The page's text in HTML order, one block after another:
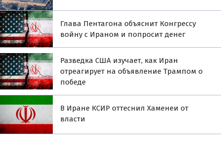
Глава Пентагона объяснит Конгрессу
войну с Ираном и попросит денег
Разведка США изучает, как Иран
отреагирует на объявление Трампом о
победе
В Иране КСИР оттеснил Хаменеи от
власти